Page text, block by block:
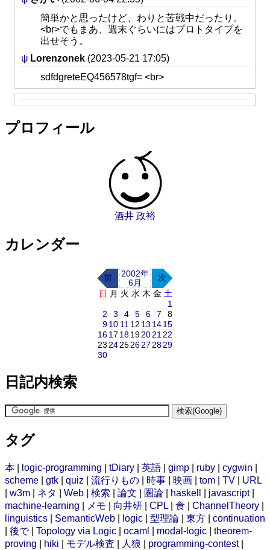
簡単かと思ったけど、わりと苦戦中だったり。
<br>でもまあ、週末ぐらいにはプロトタイプを
出せそう。
ψ Lorenzonek (2023-05-21 17:05)
sdfdgreteEQ456578tgf= <br>
プロフィール
酒井 政裕
カレンダー
前
2002年
6月
次
日 月 火 水 木 金 土
1
2
3 4 5 6 7
8
910 11 12 13 1415
1617 18192021 22
23 24252627 2829
30
日記内検索
タグ
本 logic-programming tDiary 英語 gimp ruby cygwin
scheme
gtk quiz 流行りもの 時事 映画 tom TV
URL
w3m ネタ Web 検索 論文 圏論 haskell javascript|
machine-learning
メモ 向井研 CPL 食 ChannelTheory
linguistics
SemanticWeb logic 型理論 東方
continuation
後で| Topology via Logic ocaml modal-logic
theorem-
proving
hiki モデル検査 人狼 programming-contest|